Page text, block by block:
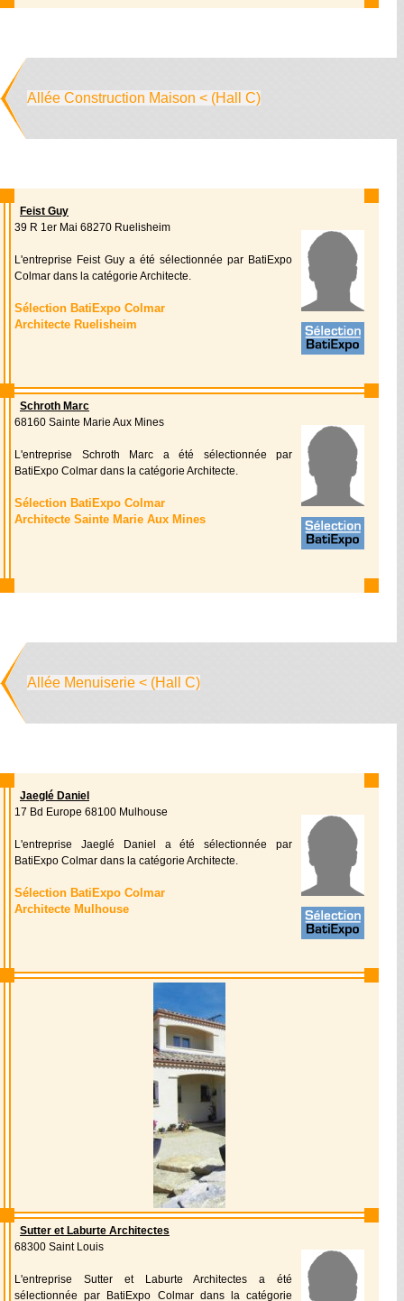
Allée Construction Maison < (Hall C)
Feist Guy
39 R 1er Mai 68270 Ruelisheim
L'entreprise Feist Guy a été sélectionnée par BatiExpo
Colmar dans la catégorie Architecte.
Sélection BatiExpo Colmar
Architecte Ruelisheim
Schroth Marc
68160 Sainte Marie Aux Mines
L'entreprise Schroth Marc a été sélectionnée par
BatiExpo Colmar dans la catégorie Architecte.
Sélection BatiExpo Colmar
Architecte Sainte Marie Aux Mines
Allée Menuiserie < (Hall C)
Jaeglé Daniel
17 Bd Europe 68100 Mulhouse
L'entreprise Jaeglé Daniel a été sélectionnée par
BatiExpo Colmar dans la catégorie Architecte.
Sélection BatiExpo Colmar
Architecte Mulhouse
Sutter et Laburte Architectes
68300 Saint Louis
L'entreprise Sutter et Laburte Architectes a été
sélectionnée par BatiExpo Colmar dans la catégorie